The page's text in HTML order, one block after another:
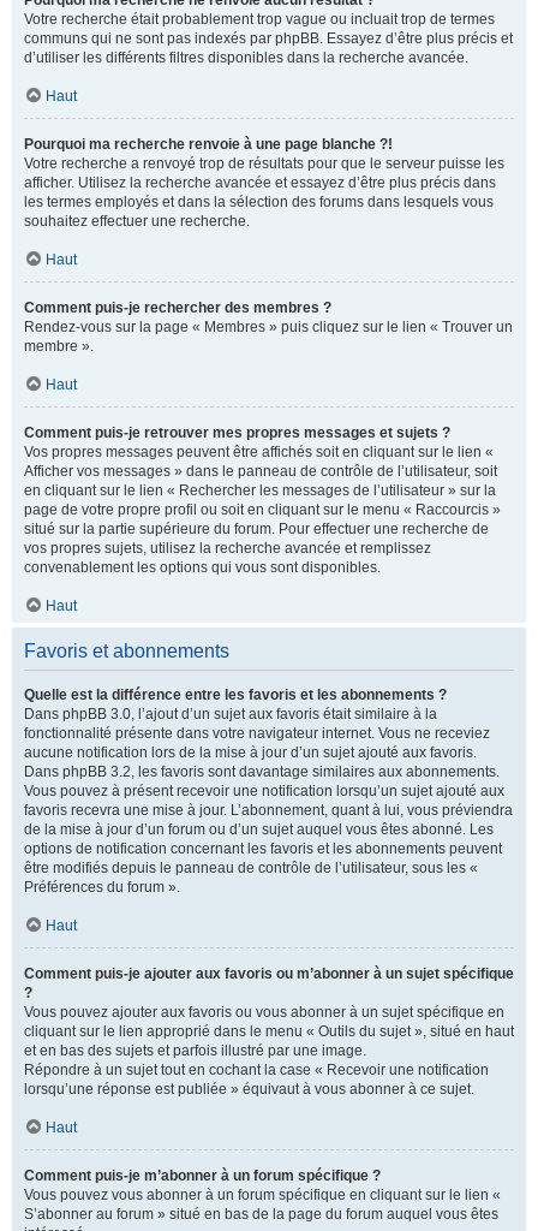
Votre recherche était probablement trop vague ou incluait trop de termes
communs qui ne sont pas indexés par phpBB. Essayez d’être plus précis et
d’utiliser les différents filtres disponibles dans la recherche avancée.
Haut
Pourquoi ma recherche renvoie à une page blanche ?!
Votre recherche a renvoyé trop de résultats pour que le serveur puisse les
afficher. Utilisez la recherche avancée et essayez d’être plus précis dans
les termes employés et dans la sélection des forums dans lesquels vous
souhaitez effectuer une recherche.
Haut
Comment puis-je rechercher des membres ?
Rendez-vous sur la page « Membres » puis cliquez sur le lien « Trouver un
membre ».
Haut
Comment puis-je retrouver mes propres messages et sujets ?
Vos propres messages peuvent être affichés soit en cliquant sur le lien «
Afficher vos messages » dans le panneau de contrôle de l’utilisateur, soit
en cliquant sur le lien « Rechercher les messages de l’utilisateur » sur la
page de votre propre profil ou soit en cliquant sur le menu « Raccourcis »
situé sur la partie supérieure du forum. Pour effectuer une recherche de
vos propres sujets, utilisez la recherche avancée et remplissez
convenablement les options qui vous sont disponibles.
Haut
Favoris et abonnements
Quelle est la différence entre les favoris et les abonnements ?
Dans phpBB 3.0, l’ajout d’un sujet aux favoris était similaire à la
fonctionnalité présente dans votre navigateur internet. Vous ne receviez
aucune notification lors de la mise à jour d’un sujet ajouté aux favoris.
Dans phpBB 3.2, les favoris sont davantage similaires aux abonnements.
Vous pouvez à présent recevoir une notification lorsqu’un sujet ajouté aux
favoris recevra une mise à jour. L’abonnement, quant à lui, vous préviendra
de la mise à jour d’un forum ou d’un sujet auquel vous êtes abonné. Les
options de notification concernant les favoris et les abonnements peuvent
être modifiés depuis le panneau de contrôle de l’utilisateur, sous les «
Préférences du forum ».
Haut
Comment puis-je ajouter aux favoris ou m’abonner à un sujet spécifique
?
Vous pouvez ajouter aux favoris ou vous abonner à un sujet spécifique en
cliquant sur le lien approprié dans le menu « Outils du sujet », situé en haut
et en bas des sujets et parfois illustré par une image.
Répondre à un sujet tout en cochant la case « Recevoir une notification
lorsqu’une réponse est publiée » équivaut à vous abonner à ce sujet.
Haut
Comment puis-je m’abonner à un forum spécifique ?
Vous pouvez vous abonner à un forum spécifique en cliquant sur le lien «
S’abonner au forum » situé en bas de la page du forum auquel vous êtes